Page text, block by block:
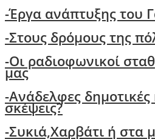
-Έργα ανάπτυξης του
-Στους δρόμους της
-Oι ραδιοφωνικοί
μας
-Ανάδελφες δημοτικές
σκέψεις?
-Συκιά,Χαρβάτι ή στα